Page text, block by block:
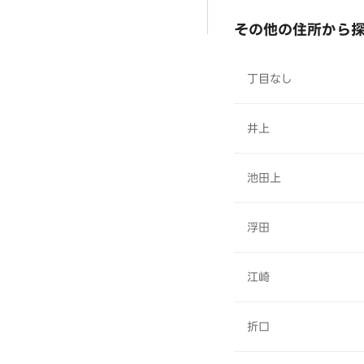
その他の住所から
丁目なし
井上
池田上
浮田
江崎
折口